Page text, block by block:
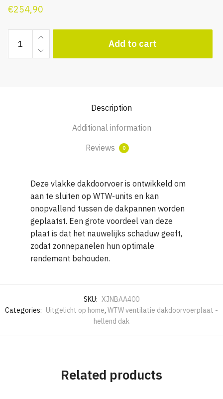
€254,90
ventilatie
dakdoorvoerplaat
Add to cart
Description
Additional information
Reviews
0
Deze vlakke dakdoorvoer is ontwikkeld om
aan te sluiten op WTW-units en kan
onopvallend tussen de dakpannen worden
geplaatst. Een grote voordeel van deze
plaat is dat het nauwelijks schaduw geeft,
zodat zonnepanelen hun optimale
rendement behouden.
SKU: XJNBAA400
Categories: Uitgelicht op home, WTW ventilatie dakdoorvoerplaat -
hellend dak
Related products